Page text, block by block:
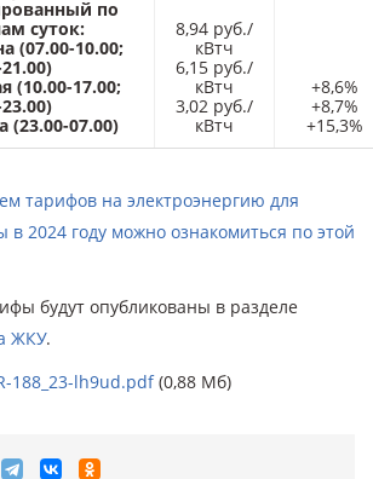
по
суток:
(07.00-10.00;
(10.00-17.00;
(23.00-07.00)
8,94 руб./
кВтч
6,15 руб./
кВтч
3,02 руб./
кВтч
+8,6%
+8,7%
+15,3%
тарифов на электроэнергию для
в 2024 году можно ознакомиться по этой
будут опубликованы в разделе
ЖКУ.
188_23-lh9ud.pdf(0,88 Мб)